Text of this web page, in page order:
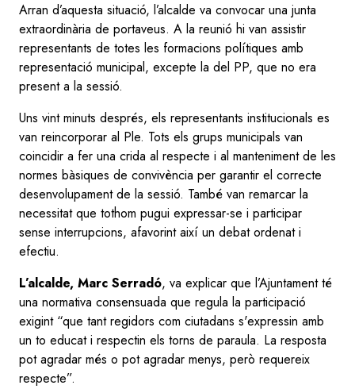
Arran d’aquesta situació, l’alcalde va convocar una junta
extraordinària de portaveus. A la reunió hi van assistir
representants de totes les formacions polítiques amb
representació municipal, excepte la del PP, que no era
present a la sessió.
Uns vint minuts després, els representants institucionals es
van reincorporar al Ple. Tots els grups municipals van
coincidir a fer una crida al respecte i al manteniment de les
normes bàsiques de convivència per garantir el correcte
desenvolupament de la sessió. També van remarcar la
necessitat que tothom pugui expressar-se i participar
sense interrupcions, afavorint així un debat ordenat i
efectiu.
L’alcalde, Marc Serradó, va explicar que l’Ajuntament té
una normativa consensuada que regula la participació
exigint “que tant regidors com ciutadans s'expressin amb
un to educat i respectin els torns de paraula. La resposta
pot agradar més o pot agradar menys, però requereix
respecte”.